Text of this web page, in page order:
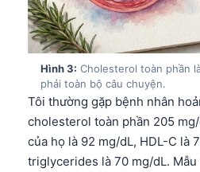
Hình 3: Cholesterol toàn phần
phải toàn bộ câu chuyện.
Tôi thường gặp bệnh nhân
cholesterol toàn phần 205
của họ là 92 mg/dL, HDL-C là
triglycerides là 70 mg/dL.